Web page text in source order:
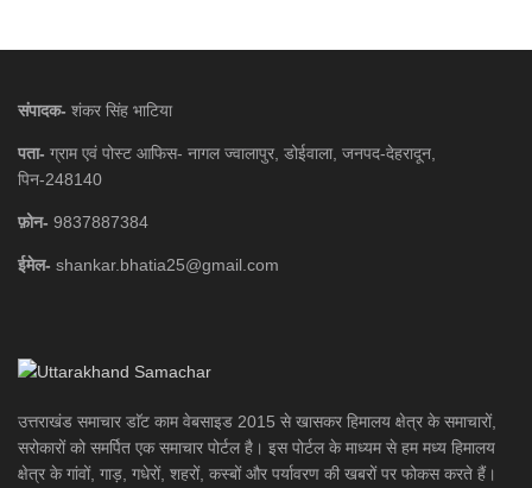
संपादक- शंकर सिंह भाटिया
पता- ग्राम एवं पोस्ट आफिस- नागल ज्वालापुर, डोईवाला, जनपद-देहरादून,
पिन-248140
फ़ोन- 9837887384
ईमेल- shankar.bhatia25@gmail.com
उत्तराखंड समाचार डाॅट काम वेबसाइड 2015 से खासकर हिमालय क्षेत्र के समाचारों,
सरोकारों को समर्पित एक समाचार पोर्टल है। इस पोर्टल के माध्यम से हम मध्य हिमालय
क्षेत्र के गांवों, गाड़, गधेरों, शहरों, कस्बों और पर्यावरण की खबरों पर फोकस करते हैं।